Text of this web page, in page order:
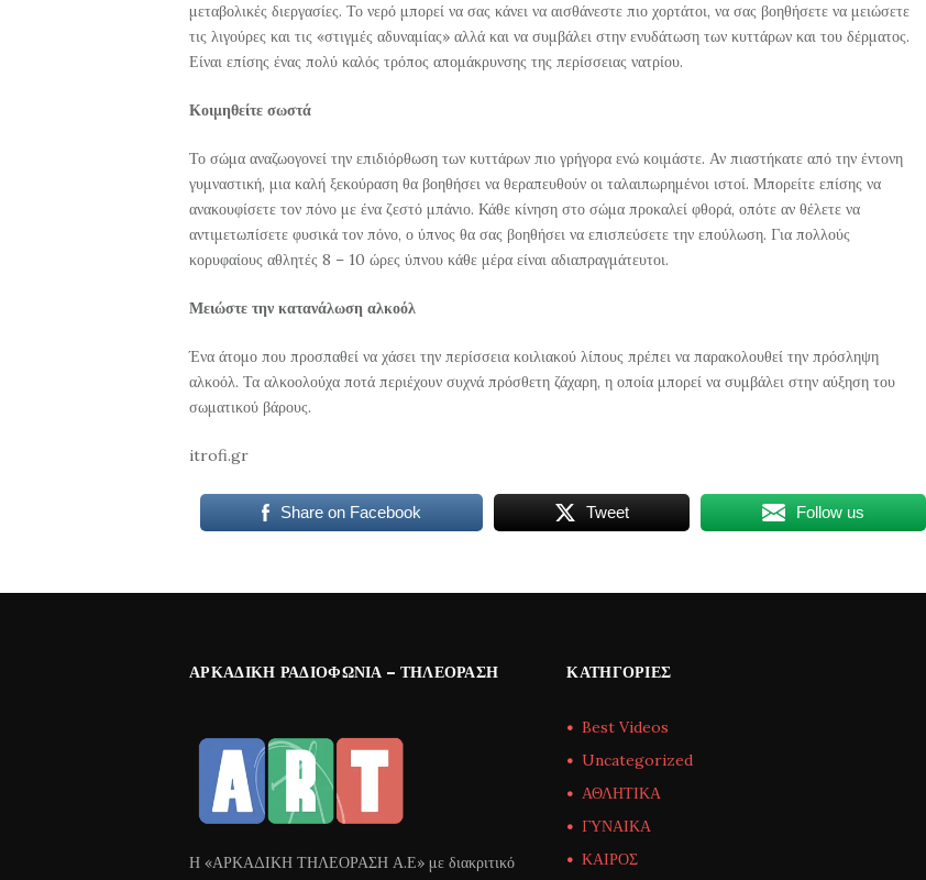
μεταβολικές διεργασίες. Το νερό μπορεί να σας κάνει να αισθάνεστε πιο χορτάτοι, να σας βοηθήσετε να μειώσετε
τις λιγούρες και τις «στιγμές αδυναμίας» αλλά και να συμβάλει στην ενυδάτωση των κυττάρων και του δέρματος.
Είναι επίσης ένας πολύ καλός τρόπος απομάκρυνσης της περίσσειας νατρίου.
Κοιμηθείτε σωστά
Το σώμα αναζωογονεί την επιδιόρθωση των κυττάρων πιο γρήγορα ενώ κοιμάστε. Αν πιαστήκατε από την έντονη
γυμναστική, μια καλή ξεκούραση θα βοηθήσει να θεραπευθούν οι ταλαιπωρημένοι ιστοί. Μπορείτε επίσης να
ανακουφίσετε τον πόνο με ένα ζεστό μπάνιο. Κάθε κίνηση στο σώμα προκαλεί φθορά, οπότε αν θέλετε να
αντιμετωπίσετε φυσικά τον πόνο, ο ύπνος θα σας βοηθήσει να επισπεύσετε την επούλωση. Για πολλούς
κορυφαίους αθλητές 8 – 10 ώρες ύπνου κάθε μέρα είναι αδιαπραγμάτευτοι.
Μειώστε την κατανάλωση αλκοόλ
Ένα άτομο που προσπαθεί να χάσει την περίσσεια κοιλιακού λίπους πρέπει να παρακολουθεί την πρόσληψη
αλκοόλ. Τα αλκοολούχα ποτά περιέχουν συχνά πρόσθετη ζάχαρη, η οποία μπορεί να συμβάλει στην αύξηση του
σωματικού βάρους.
itrofi.gr
Share on Facebook Tweet Follow us
ΑΡΚΑΔΙΚΉ ΡΑΔΙΟΦΩΝΊΑ – ΤΗΛΕΌΡΑΣΗ
Η «ΑΡΚΑΔΙΚΗ ΤΗΛΕΟΡΑΣΗ Α.Ε» με διακριτικό
ΚΑΤΗΓΟΡΊΕΣ
Best Videos
Uncategorized
ΑΘΛΗΤΙΚΑ
ΓΥΝΑΙΚΑ
ΚΑΙΡΟΣ